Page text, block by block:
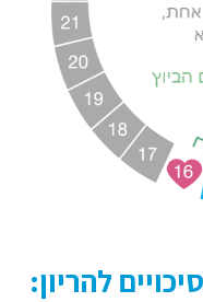
להריון: